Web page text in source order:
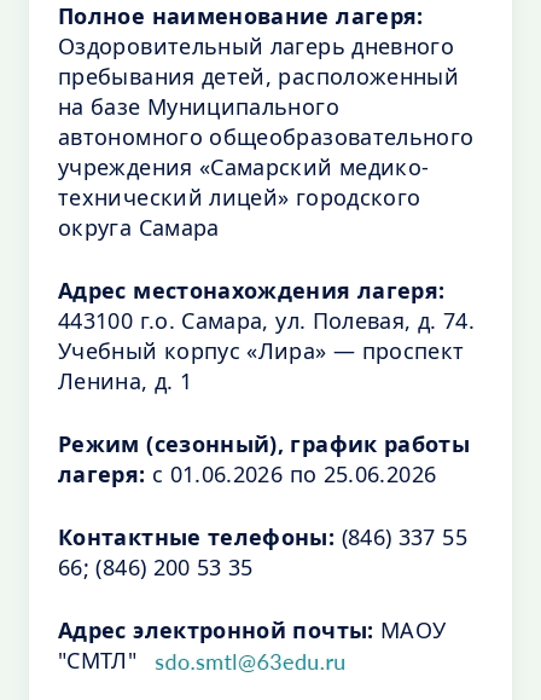
Полное наименование лагеря:
Оздоровительный лагерь дневного
пребывания детей, расположенный
на базе Муниципального
автономного общеобразовательного
учреждения «Самарский медико-
технический лицей» городского
округа Самара
Адрес местонахождения лагеря:
443100 г.о. Самара, ул. Полевая, д. 74.
Учебный корпус «Лира» — проспект
Ленина, д. 1
Режим (сезонный), график работы
лагеря: с 01.06.2026 по 25.06.2026
Контактные телефоны: (846) 337 55
66; (846) 200 53 35
Адрес электронной почты: МАОУ
"СМТЛ"